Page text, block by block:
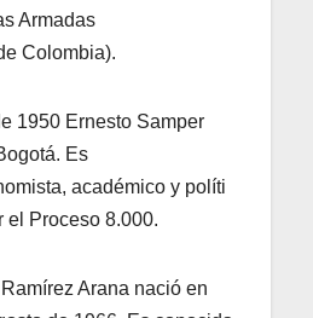
Armadas
Colombia).
1950 Ernesto Samper
Es
académico y políti
el Proceso 8.000.
Arana nació en